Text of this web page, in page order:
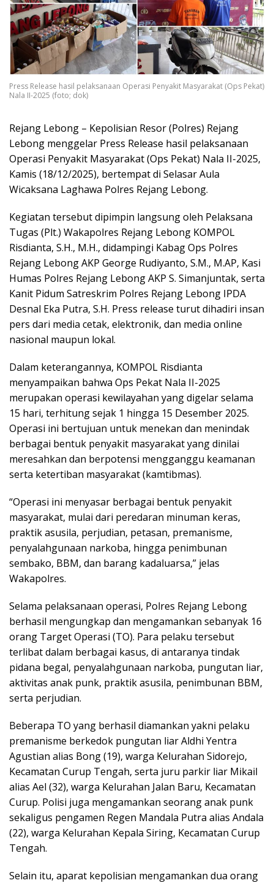
Press Release hasil pelaksanaan Operasi Penyakit Masyarakat (Ops Pekat)
Nala II-2025 (foto; dok)
Rejang Lebong – Kepolisian Resor (Polres) Rejang
Lebong menggelar Press Release hasil pelaksanaan
Operasi Penyakit Masyarakat (Ops Pekat) Nala II-2025,
Kamis (18/12/2025), bertempat di Selasar Aula
Wicaksana Laghawa Polres Rejang Lebong.
Kegiatan tersebut dipimpin langsung oleh Pelaksana
Tugas (Plt.) Wakapolres Rejang Lebong KOMPOL
Risdianta, S.H., M.H., didampingi Kabag Ops Polres
Rejang Lebong AKP George Rudiyanto, S.M., M.AP, Kasi
Humas Polres Rejang Lebong AKP S. Simanjuntak, serta
Kanit Pidum Satreskrim Polres Rejang Lebong IPDA
Desnal Eka Putra, S.H. Press release turut dihadiri insan
pers dari media cetak, elektronik, dan media online
nasional maupun lokal.
Dalam keterangannya, KOMPOL Risdianta
menyampaikan bahwa Ops Pekat Nala II-2025
merupakan operasi kewilayahan yang digelar selama
15 hari, terhitung sejak 1 hingga 15 Desember 2025.
Operasi ini bertujuan untuk menekan dan menindak
berbagai bentuk penyakit masyarakat yang dinilai
meresahkan dan berpotensi mengganggu keamanan
serta ketertiban masyarakat (kamtibmas).
“Operasi ini menyasar berbagai bentuk penyakit
masyarakat, mulai dari peredaran minuman keras,
praktik asusila, perjudian, petasan, premanisme,
penyalahgunaan narkoba, hingga penimbunan
sembako, BBM, dan barang kadaluarsa,” jelas
Wakapolres.
Selama pelaksanaan operasi, Polres Rejang Lebong
berhasil mengungkap dan mengamankan sebanyak 16
orang Target Operasi (TO). Para pelaku tersebut
terlibat dalam berbagai kasus, di antaranya tindak
pidana begal, penyalahgunaan narkoba, pungutan liar,
aktivitas anak punk, praktik asusila, penimbunan BBM,
serta perjudian.
Beberapa TO yang berhasil diamankan yakni pelaku
premanisme berkedok pungutan liar Aldhi Yentra
Agustian alias Bong (19), warga Kelurahan Sidorejo,
Kecamatan Curup Tengah, serta juru parkir liar Mikail
alias Ael (32), warga Kelurahan Jalan Baru, Kecamatan
Curup. Polisi juga mengamankan seorang anak punk
sekaligus pengamen Regen Mandala Putra alias Andala
(22), warga Kelurahan Kepala Siring, Kecamatan Curup
Tengah.
Selain itu, aparat kepolisian mengamankan dua orang